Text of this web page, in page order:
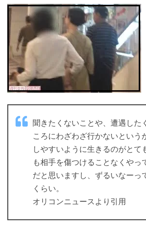
聞きたくないことや、遭遇した
ころにわざわざ行かないという
しやすいように生きるのがとて
も相手を傷つけることなくやっ
だと思いますし、ずるいなーっ
くらい。
オリコンニュースより引用